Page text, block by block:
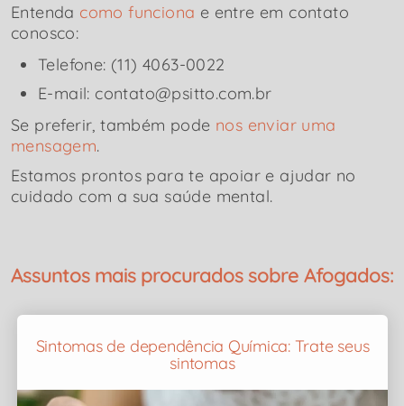
Entenda como funciona e entre em contato
conosco:
Telefone: (11) 4063-0022
E-mail: contato@psitto.com.br
Se preferir, também pode nos enviar uma
mensagem.
Estamos prontos para te apoiar e ajudar no
cuidado com a sua saúde mental.
Assuntos mais procurados sobre Afogados:
Sintomas de dependência Química: Trate seus
sintomas